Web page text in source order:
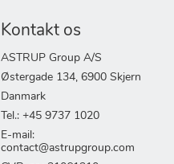
Kontakt os
ASTRUP Group A/S
Østergade 134, 6900 Skjern
Danmark
Tel.: +45 9737 1020
E-mail:
contact@astrupgroup.com